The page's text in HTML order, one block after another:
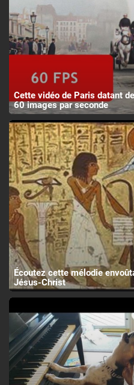
Cette vidéo de Paris datant
60 images par seconde
Écoutez cette mélodie
Jésus-Christ